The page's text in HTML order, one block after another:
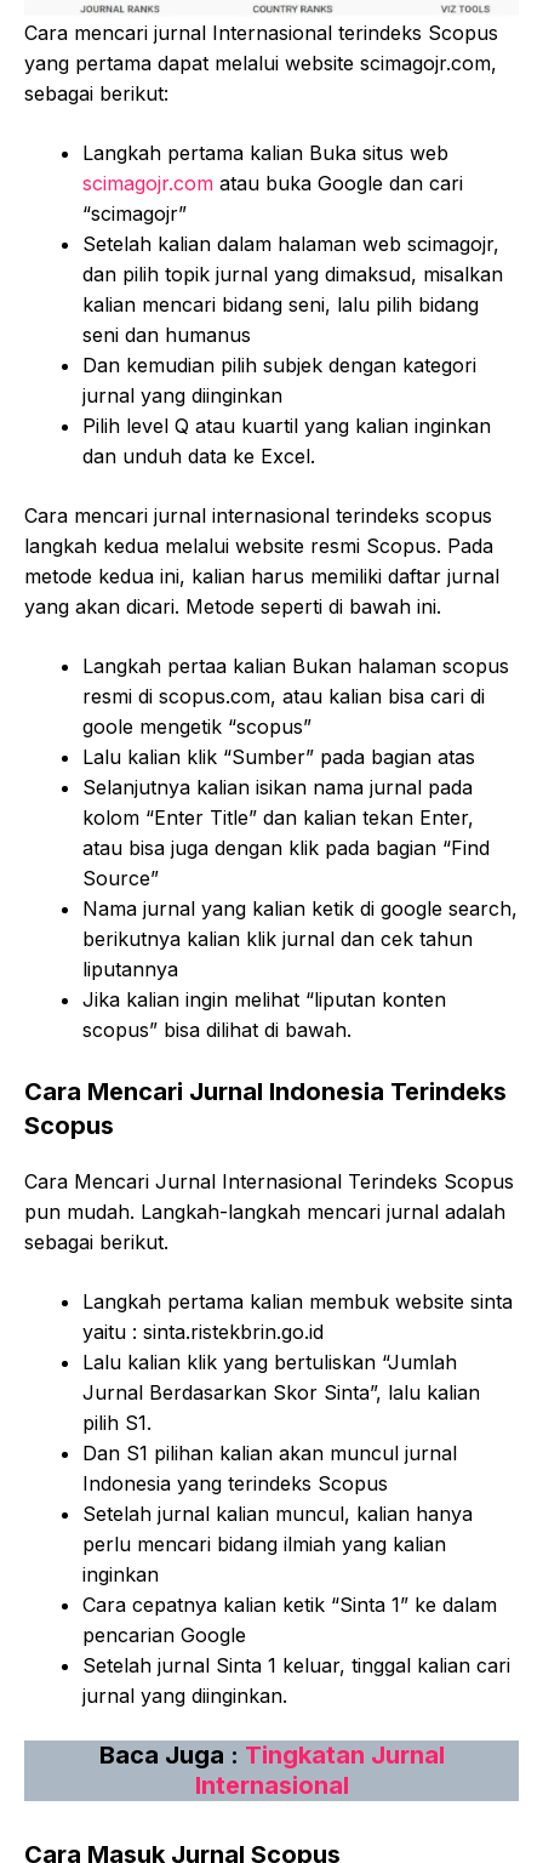
Cara mencari jurnal Internasional terindeks Scopus
yang pertama dapat melalui website scimagojr.com,
sebagai berikut:
Langkah pertama kalian Buka situs web
scimagojr.com atau buka Google dan cari
“scimagojr”
Setelah kalian dalam halaman web scimagojr,
dan pilih topik jurnal yang dimaksud, misalkan
kalian mencari bidang seni, lalu pilih bidang
seni dan humanus
Dan kemudian pilih subjek dengan kategori
jurnal yang diinginkan
Pilih level Q atau kuartil yang kalian inginkan
dan unduh data ke Excel.
Cara mencari jurnal internasional terindeks scopus
langkah kedua melalui website resmi Scopus. Pada
metode kedua ini, kalian harus memiliki daftar jurnal
yang akan dicari. Metode seperti di bawah ini.
Langkah pertaa kalian Bukan halaman scopus
resmi di scopus.com, atau kalian bisa cari di
goole mengetik “scopus”
Lalu kalian klik “Sumber” pada bagian atas
Selanjutnya kalian isikan nama jurnal pada
kolom “Enter Title” dan kalian tekan Enter,
atau bisa juga dengan klik pada bagian “Find
Source”
Nama jurnal yang kalian ketik di google search,
berikutnya kalian klik jurnal dan cek tahun
liputannya
Jika kalian ingin melihat “liputan konten
scopus” bisa dilihat di bawah.
Cara Mencari Jurnal Indonesia Terindeks
Scopus
Cara Mencari Jurnal Internasional Terindeks Scopus
pun mudah. Langkah-langkah mencari jurnal adalah
sebagai berikut.
Langkah pertama kalian membuk website sinta
yaitu : sinta.ristekbrin.go.id
Lalu kalian klik yang bertuliskan “Jumlah
Jurnal Berdasarkan Skor Sinta”, lalu kalian
pilih S1.
Dan S1 pilihan kalian akan muncul jurnal
Indonesia yang terindeks Scopus
Setelah jurnal kalian muncul, kalian hanya
perlu mencari bidang ilmiah yang kalian
inginkan
Cara cepatnya kalian ketik “Sinta 1” ke dalam
pencarian Google
Setelah jurnal Sinta 1 keluar, tinggal kalian cari
jurnal yang diinginkan.
Baca Juga : Tingkatan Jurnal
Internasional
Cara Masuk Jurnal Scopus